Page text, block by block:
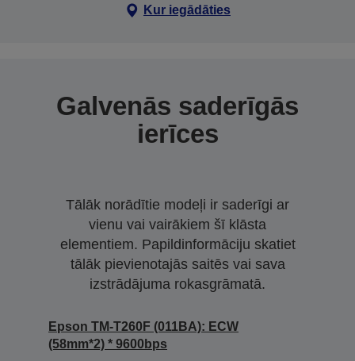
Kur iegādāties
Galvenās saderīgās
ierīces
Tālāk norādītie modeļi ir saderīgi ar
vienu vai vairākiem šī klāsta
elementiem. Papildinformāciju skatiet
tālāk pievienotajās saitēs vai sava
izstrādājuma rokasgrāmatā.
Epson TM-T260F (011BA): ECW
(58mm*2) * 9600bps